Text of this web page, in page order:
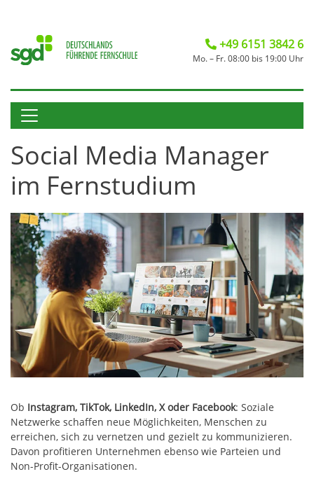
+49 6151 3842 6
Mo. – Fr. 08:00 bis 19:00 Uhr
Social Media Manager
im Fernstudium
Ob Instagram, TikTok, LinkedIn, X oder Facebook: Soziale
Netzwerke schaffen neue Möglichkeiten, Menschen zu
erreichen, sich zu vernetzen und gezielt zu kommunizieren.
Davon profitieren Unternehmen ebenso wie Parteien und
Non-Profit-Organisationen.